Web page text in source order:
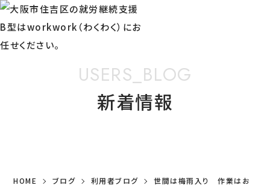
USERS_BLOG
新着情報
HOME ブログ 利用者ブログ
世間は梅雨入り 作業はお